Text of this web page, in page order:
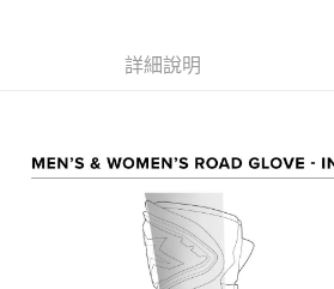
2.透過簡訊連結打開帳單後，可選擇「超商條碼
用戶於交易時，得透過本服務購買商品或服務
買賣價金債權讓與本公司後，依約使用本公司帳
2.基於同意付款使用「大哥付你分期」之契約關
資料（包含姓名、電話或地址）提供予台灣大
由本公司與您本人進行分期帳單所需資料之確認
3.完整用戶服務條款，請詳閱以下連結：
１．於結帳方式選擇「AFTEE先享後付」後，
結帳頁面，進行簡訊認證並確認金額後，即可
※ 請注意：結帳手續完成當下不需立刻繳費，
購買商品的店家。未經商家同意取消之訂單仍
後付繳納相關費用。
※ 交易是否成功請以「AFTEE先享後付 」之結
是否繳費成功／繳費後需取消欲退款等相關疑
https://
付款後全家取貨
每筆NT$80，滿NT$1,999(含以上)免運費
每筆NT$80，滿NT$1,999(含以上)免運費
詳細說明